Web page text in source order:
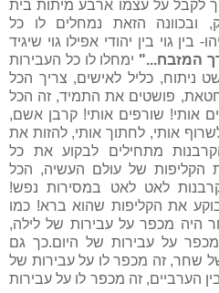
לקבל על עצמו ארבע מיתות בית
ובכוונה הזאת נמחלים לו כל
גוי בין יהודי אפילו גוי שיגיד
המזבח..." ימחלו לו כל העבירות
ניתוח, כליל לאישים, צריך הכל
פושטים את התמיד, זה הכל
אותי! שורפים אותי! קרבן אשם,
אותי, לחתוך אותי, להזות את
מתחילים לבקוע את כל
הקליפות של עולם העשיה, הכל
לאט לאט במסירות נפש!
את הקליפות שהוא ברא! כמו
מכפר על עבירות של לילה,
על עבירות של היום.כך גם
שחר, זה מכפר לו על עבירות של
הערביים, זה מכפר לו על עבירות